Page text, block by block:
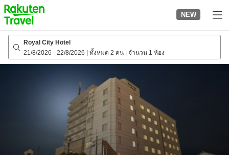
to
top
page
NEW
Royal City Hotel
21/8/2026 - 22/8/2026 ทั้งหมด 2 คน จำนวน 1 ห้อง